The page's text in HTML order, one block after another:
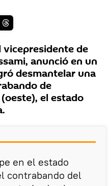
vicepresidente de
anunció en un
desmantelar una
de
el estado
en el estado
contrabando del